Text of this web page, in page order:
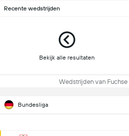
Recente wedstrijden
Bekijk alle resultaten
Wedstrijden van Fuchse
Bundesliga